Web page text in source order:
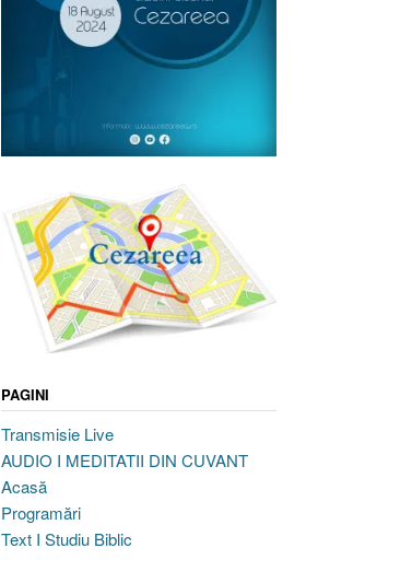
PAGINI
Transmisie Live
AUDIO I MEDITATII DIN CUVANT
Acasă
Programări
Text I Studiu Biblic